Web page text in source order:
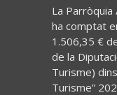
La
ha comptat
1.506,35 €
de la
Turisme)
Turisme”